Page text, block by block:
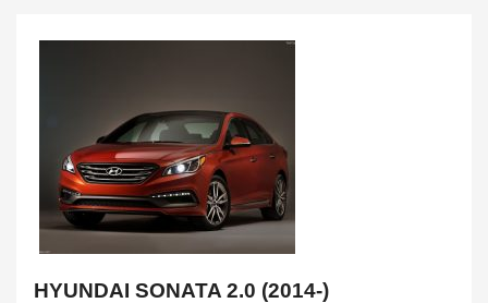
HYUNDAI SONATA 2.0 (2014-)